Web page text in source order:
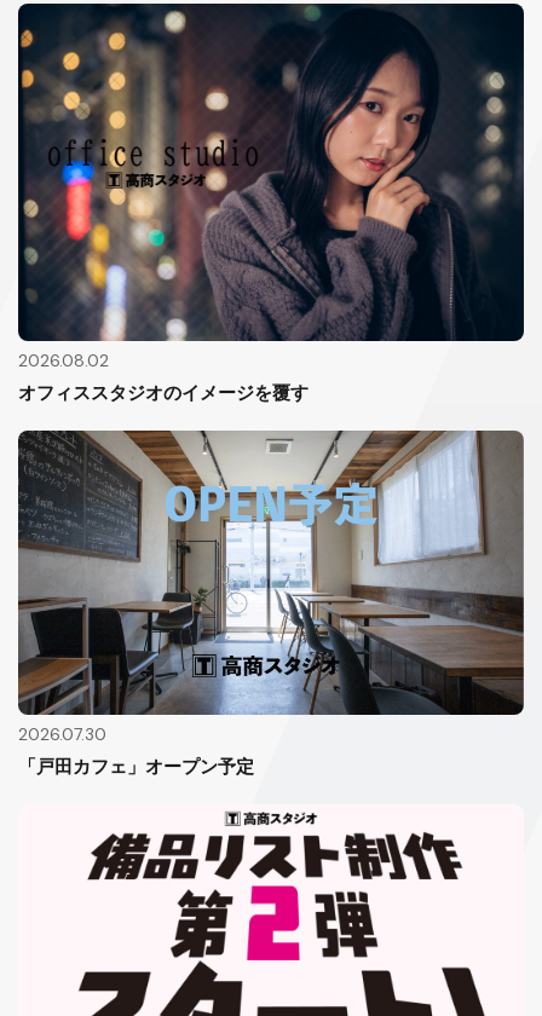
2026.08.02
オフィススタジオのイメージを覆す
2026.07.30
「戸田カフェ」オープン予定